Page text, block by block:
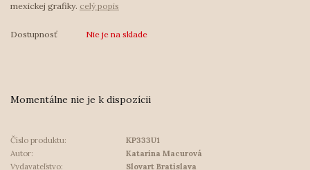
mexickej grafiky. celý popis
Dostupnosť Nie je na sklade
Momentálne nie je k dispozícii
Číslo produktu:
KP333U1
Autor:
Katarína Macurová
Vydavateľstvo:
Slovart Bratislava